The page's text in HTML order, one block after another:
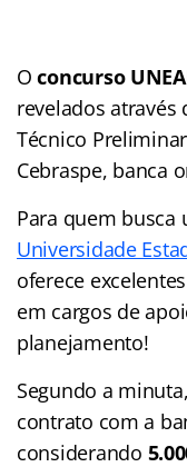
Oconcurso
revelados através
Técnico
Cebraspe, banca
Para quem
Universidade
oferece
em cargos de
planejamento!
Segundo a
contrato com a
considerando